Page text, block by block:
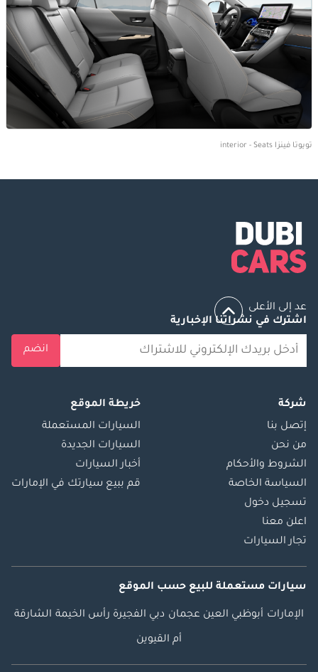
تويوتا فينزا interior - Seats
عد إلى الأعلى
اشترك في نشراتنا الإخبارية
انضم
شركة
إتصل بنا
من نحن
الشروط والأحكام
السياسة الخاصة
تسجيل دخول
اعلن معنا
تجار السيارات
خريطة الموقع
السيارات المستعملة
السيارات الجديدة
أخبار السيارات
قم ببيع سيارتك في الإمارات
سيارات مستعملة للبيع حسب الموقع
الإمارات أبوظبي العين عجمان دبي الفجيرة رأس الخيمة الشارقة
أم القيوين